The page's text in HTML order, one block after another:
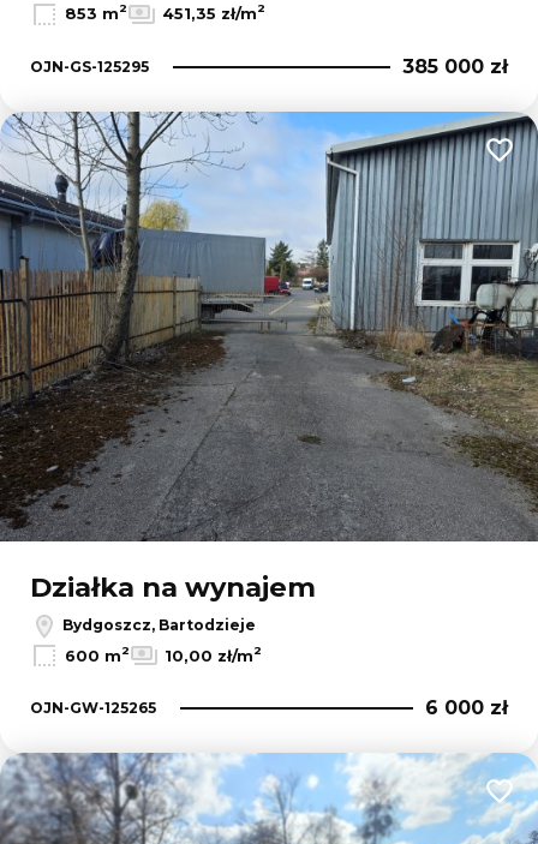
853 m2 451,35 zł/m2
OJN-GS-125295 385 000 zł
Działka na wynajem
Bydgoszcz, Bartodzieje
600 m2 10,00 zł/m2
OJN-GW-125265 6 000 zł